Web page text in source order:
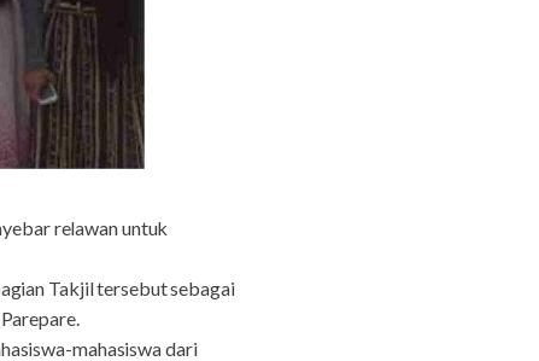
relawan untuk
Takjil tersebut sebagai
mahasiswa dari